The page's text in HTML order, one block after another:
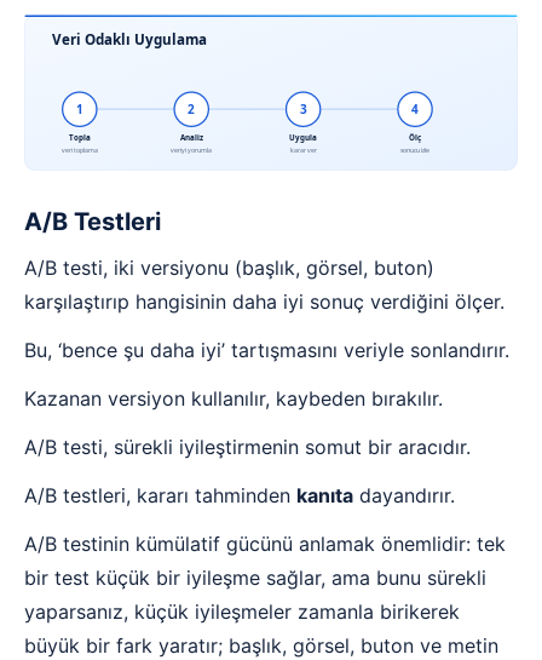
Veri Odaklı Uygulama
1
Topla
veri toplama
2
Analiz
veriyi yorumla
3
Uygula
karar ver
4
Ölç
sonucu izle
A/B Testleri
A/B testi, iki versiyonu (başlık, görsel, buton)
karşılaştırıp hangisinin daha iyi sonuç verdiğini ölçer.
Bu, ‘bence şu daha iyi’ tartışmasını veriyle sonlandırır.
Kazanan versiyon kullanılır, kaybeden bırakılır.
A/B testi, sürekli iyileştirmenin somut bir aracıdır.
A/B testleri, kararı tahminden kanıta dayandırır.
A/B testinin kümülatif gücünü anlamak önemlidir: tek
bir test küçük bir iyileşme sağlar, ama bunu sürekli
yaparsanız, küçük iyileşmeler zamanla birikerek
büyük bir fark yaratır; başlık, görsel, buton ve metin